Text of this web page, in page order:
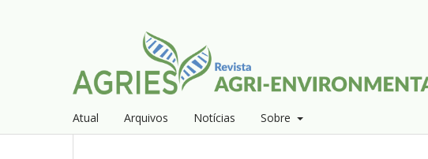
Atual Arquivos Notícias Sobre